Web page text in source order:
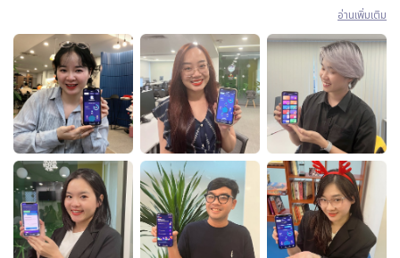
อ่านเพิ่มเติม